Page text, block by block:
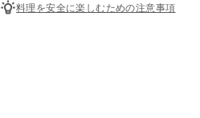
料理を安全に楽しむための注意事項